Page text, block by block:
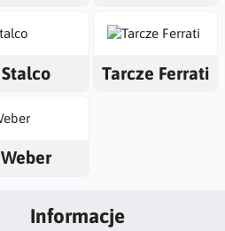
Stalco Tarcze Ferrati
Weber
Informacje